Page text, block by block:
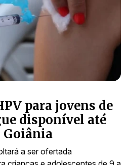
para jovens de
disponível até
Goiânia
a ser ofertada